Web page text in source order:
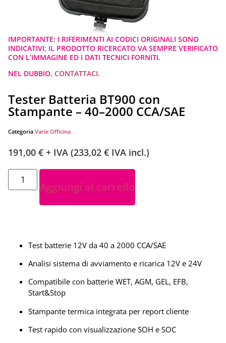
IMPORTANTE: I RIFERIMENTI AI CODICI ORIGINALI SONO
INDICATIVI; IL PRODOTTO RICERCATO VA SEMPRE VERIFICATO
CON L’IMMAGINE ED I DATI TECNICI FORNITI.
NEL DUBBIO, CONTATTACI.
Tester Batteria BT900 con
Stampante – 40–2000 CCA/SAE
Categoria Varie Officina
191,00 € + IVA (233,02 € IVA incl.)
Aggiungi al carrello
Test batterie 12V da 40 a 2000 CCA/SAE
Analisi sistema di avviamento e ricarica 12V e 24V
Compatibile con batterie WET, AGM, GEL, EFB,
Start&Stop
Stampante termica integrata per report cliente
Test rapido con visualizzazione SOH e SOC